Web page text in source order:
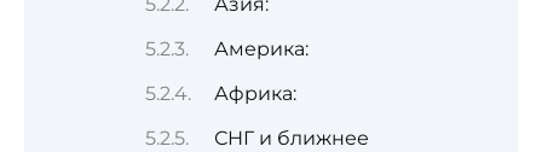
Америка:
Африка:
СНГ и ближнее